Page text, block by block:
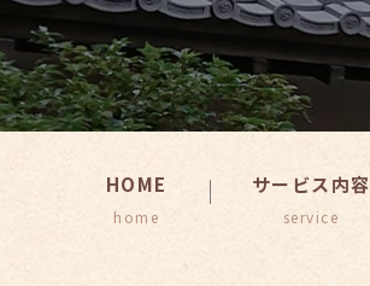
HOME サービス内容